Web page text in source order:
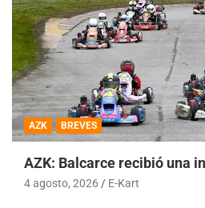
AZK BREVES
AZK: Balcarce recibió una
4 agosto, 2026 E-Kart